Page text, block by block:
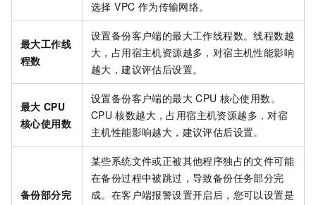
选择 VPC 作为传输网络。
最大工作线
程数
设置备份客户端的最大工作线程数。线程数越
大，占用宿主机资源越多，对宿主机性能影响
越大，建议评估后设置。
最大 CPU
核心使用数
设置备份客户端的最大 CPU 核心使用数。
CPU 核数越大，占用宿主机资源越多，对宿
主机性能影响越大，建议评估后设置。
备份部分完
某些系统文件或正被其他程序独占的文件可能
在备份过程中被跳过，导致备份任务部分完
成。在客户端报警设置开启后，您可以设置是